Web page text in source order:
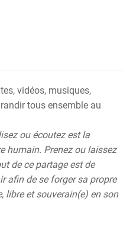
vidéos, musiques,
tous ensemble au
ou écoutez est la
humain. Prenez ou laissez
de ce partage est de
afin de se forger sa propre
libre et souverain(e) en son